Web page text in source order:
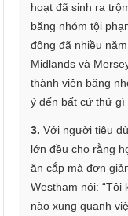
hoạt đã sinh ra
băng nhóm tội
động đã nhiều
Midlands và
thành viên băng
ý đến bất cứ thứ gì
3. Với người tiêu
lớn đều cho rằng
ăn cắp mà đơn
Westham nói: “Tôi
nào xung quanh